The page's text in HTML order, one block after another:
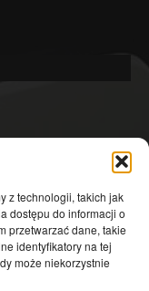
z technologii, takich jak
dostępu do informacji o
przetwarzać dane, takie
identyfikatory na tej
może niekorzystnie
4601
4363
3639